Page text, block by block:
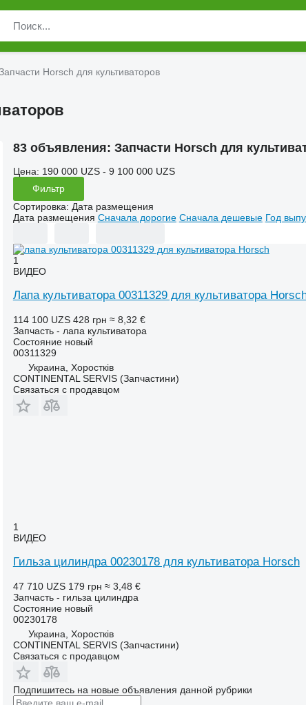
Horsch для культиваторов
83 объявления: Запчасти Horsch для
Цена: 190 000 UZS - 9 100 000 UZS
Фильтр
Сортировка: Дата размещения
Дата размещения Сначала дорогие Сначала дешевые Год
1
ВИДЕО
Лапа культиватора 00311329 для культиватора
114 100 UZS 428 грн ≈ 8,32 €
Запчасть - лапа культиватора
Состояниеновый
00311329
Украина, Хоростків
CONTINENTAL SERVIS (Запчастини)
Связаться с продавцом
1
ВИДЕО
Гильза цилиндра 00230178 для культиватора Horsch
47 710 UZS 179 грн ≈ 3,48 €
Запчасть - гильза цилиндра
Состояниеновый
00230178
Украина, Хоростків
CONTINENTAL SERVIS (Запчастини)
Связаться с продавцом
Подпишитесь на новые объявления данной рубрики